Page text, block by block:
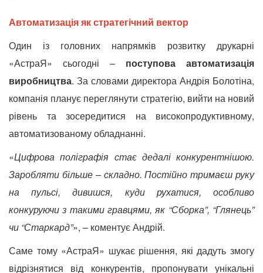
Автоматизація як стратегічний вектор
Один із головних напрямків розвитку друкарні
«АстраЯ» сьогодні – поступова автоматизація
виробництва. За словами директора Андрія Болотіна,
компанія планує переглянути стратегію, вийти на новий
рівень та зосередитися на високопродуктивному,
автоматизованому обладнанні.
«Цифрова поліграфія стає дедалі конкурентнішою.
Заробляти більше – складно. Постійно тримаєш руку
на пульсі, дивишся, куди рухатися, особливо
конкуруючи з такими гравцями, як “Сборка”, “Глянець”
чи “Старкард”», – коментує Андрій.
Саме тому «АстраЯ» шукає рішення, які дадуть змогу
відрізнятися від конкурентів, пропонувати унікальні